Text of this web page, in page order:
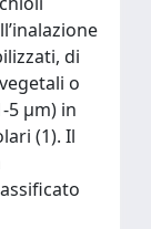
di
o
5 μm) in
(1). Il